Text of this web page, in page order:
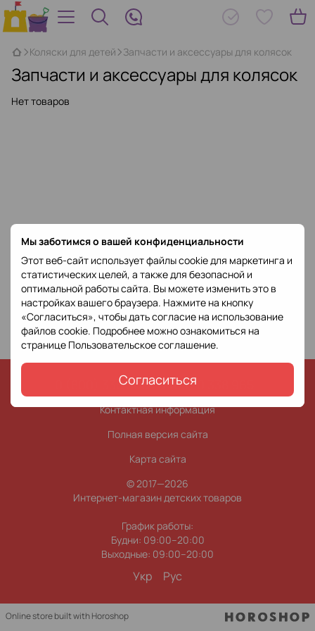
Мы заботимся о вашей конфиденциальности
Этот веб-сайт использует файлы cookie для маркетинга и
статистических целей, а также для безопасной и
оптимальной работы сайта. Вы можете изменить это в
настройках вашего браузера. Нажмите на кнопку
«Согласиться», чтобы дать согласие на использование
файлов cookie. Подробнее можно ознакомиться на
странице Пользовательское соглашение.
Согласиться
Коляски для детей Запчасти и аксессуары для колясок
Запчасти и аксессуары для колясок
Нет товаров
0 (800) 338 965 0 (63) 0 338 965
Контактная информация
Полная версия сайта
Карта сайта
© 2017—2026
Интернет-магазин детских товаров
График работы:
Будни: 09:00–20:00
Выходные: 09:00–20:00
Укр Рус
Online store built with Horoshop